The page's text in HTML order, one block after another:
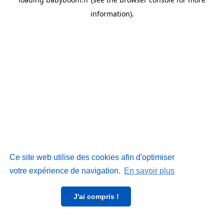
Ce site web utilise des cookies afin d'optimiser
votre expérience de navigation. En savoir plus
J'ai compris !
information).